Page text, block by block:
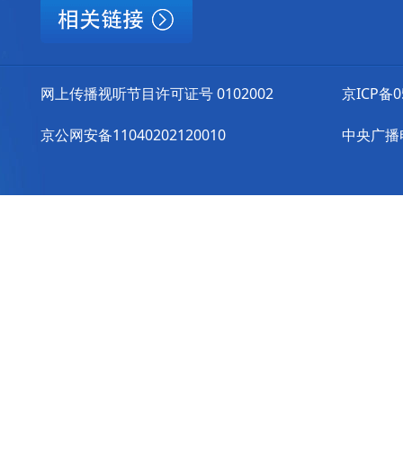
网上传播视听节目许可证号 0102002
京公网安备11040202120010
京ICP备
中央广